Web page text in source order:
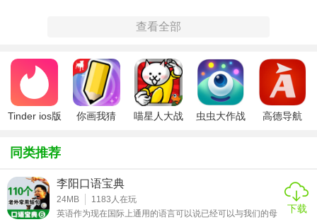
1、极速收发邮件，畅快编辑和发送邮件，给你创造一个安全
2、打造安全通讯，极速处理回复邮件，实时同步邮箱通讯
录，并能跟电脑端数据同步;
3、支持快速批量操作邮件，一键已阅读，一键清理垃圾邮
★完美邮箱ios版软件优势
1、软件拥有白间夜间两种界面模式，设置邮箱为暗黑模式使
用，在黑夜阅读更好保护你的视力;
查看全部
Tinder ios版
你画我猜
喵星人大战
虫虫大作战
高德导航
同类推荐
李阳口语宝典
24MB 1183 人在玩
英语作为现在国际上通用的语言可以说已经可以与我们的母
下载